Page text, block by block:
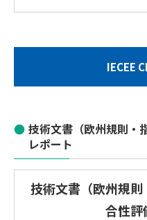
IECEE
技術文書（欧州規則・
レポート
技術文書（欧州規
合性評